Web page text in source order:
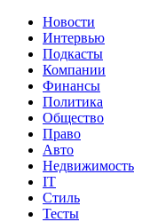
Новости
Интервью
Подкасты
Компании
Финансы
Политика
Общество
Право
Авто
Недвижимость
IT
Стиль
Тесты